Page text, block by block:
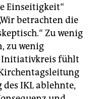
Einseitigkeit“
betrachten die
Zu wenig
zu wenig
Initiativkreis fühlt
IKL ablehnte,